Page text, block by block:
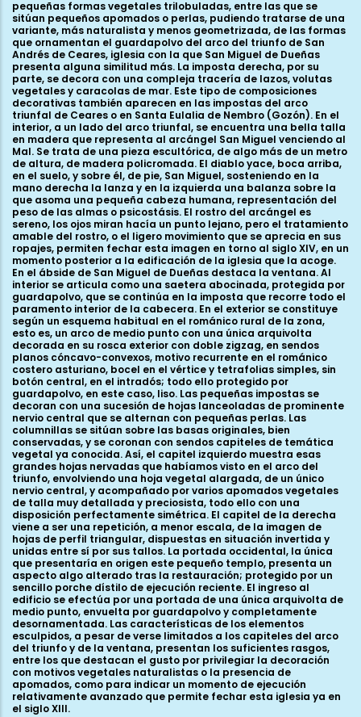
pequeñas formas vegetales trilobuladas, entre las que se
sitúan pequeños apomados o perlas, pudiendo tratarse de una
variante, más naturalista y menos geometrizada, de las formas
que ornamentan el guardapolvo del arco del triunfo de San
Andrés de Ceares, iglesia con la que San Miguel de Dueñas
presenta alguna similitud más. La imposta derecha, por su
parte, se decora con una compleja tracería de lazos, volutas
vegetales y caracolas de mar. Este tipo de composiciones
decorativas también aparecen en las impostas del arco
triunfal de Ceares o en Santa Eulalia de Nembro (Gozón). En el
interior, a un lado del arco triunfal, se encuentra una bella talla
en madera que representa al arcángel San Miguel venciendo al
Mal. Se trata de una pieza escultórica, de algo más de un metro
de altura, de madera policromada. El diablo yace, boca arriba,
en el suelo, y sobre él, de pie, San Miguel, sosteniendo en la
mano derecha la lanza y en la izquierda una balanza sobre la
que asoma una pequeña cabeza humana, representación del
peso de las almas o psicostásis. El rostro del arcángel es
sereno, los ojos miran hacía un punto lejano, pero el tratamiento
amable del rostro, o el ligero movimiento que se aprecia en sus
ropajes, permiten fechar esta imagen en torno al siglo XIV, en un
momento posterior a la edificación de la iglesia que la acoge.
En el ábside de San Miguel de Dueñas destaca la ventana. Al
interior se articula como una saetera abocinada, protegida por
guardapolvo, que se continúa en la imposta que recorre todo el
paramento interior de la cabecera. En el exterior se constituye
según un esquema habitual en el románico rural de la zona,
esto es, un arco de medio punto con una única arquivolta
decorada en su rosca exterior con doble zigzag, en sendos
planos cóncavo-convexos, motivo recurrente en el románico
costero asturiano, bocel en el vértice y tetrafolias simples, sin
botón central, en el intradós; todo ello protegido por
guardapolvo, en este caso, liso. Las pequeñas impostas se
decoran con una sucesión de hojas lanceoladas de prominente
nervio central que se alternan con pequeñas perlas. Las
columnillas se sitúan sobre las basas originales, bien
conservadas, y se coronan con sendos capiteles de temática
vegetal ya conocida. Así, el capitel izquierdo muestra esas
grandes hojas nervadas que habíamos visto en el arco del
triunfo, envolviendo una hoja vegetal alargada, de un único
nervio central, y acompañado por varios apomados vegetales
de talla muy detallada y preciosista, todo ello con una
disposición perfectamente simétrica. El capitel de la derecha
viene a ser una repetición, a menor escala, de la imagen de
hojas de perfil triangular, dispuestas en situación invertida y
unidas entre sí por sus tallos. La portada occidental, la única
que presentaría en origen este pequeño templo, presenta un
aspecto algo alterado tras la restauración; protegido por un
sencillo porche dístilo de ejecución reciente. El ingreso al
edificio se efectúa por una portada de una única arquivolta de
medio punto, envuelta por guardapolvo y completamente
desornamentada. Las características de los elementos
esculpidos, a pesar de verse limitados a los capiteles del arco
del triunfo y de la ventana, presentan los suficientes rasgos,
entre los que destacan el gusto por privilegiar la decoración
con motivos vegetales naturalistas o la presencia de
apomados, como para indicar un momento de ejecución
relativamente avanzado que permite fechar esta iglesia ya en
el siglo XIII.